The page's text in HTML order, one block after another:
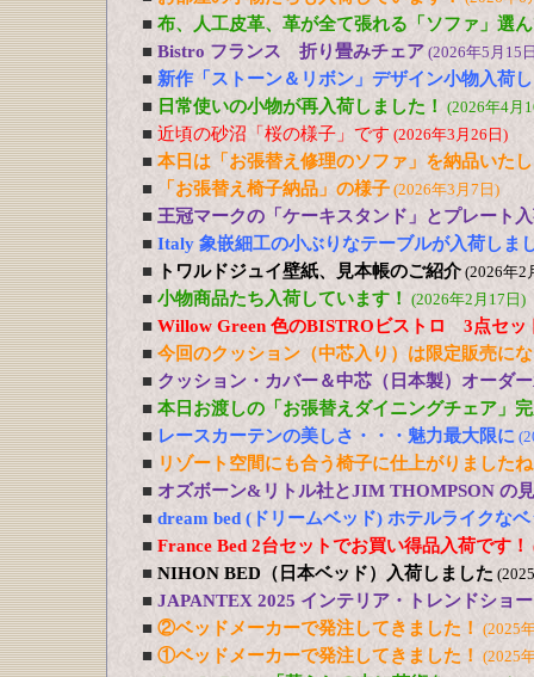
■ 布、人工皮革、革が全て張れる「ソファ」選
■ Bistro フランス 折り畳みチェア (2026年5月15
■ 新作「ストーン＆リボン」デザイン小物入荷
■ 日常使いの小物が再入荷しました！ (2026年4月
■ 近頃の砂沼「桜の様子」です (2026年3月26日)
■ 本日は「お張替え修理のソファ」を納品いた
■
「お張替え椅子納品」の様子 (2026年3月7日)
■ 王冠マークの「ケーキスタンド」とプレート
■ Italy 象嵌細工の小ぶりなテーブルが入荷しま
■
トワルドジュイ壁紙、見本帳のご紹介 (2026年2
■ 小物商品たち入荷しています！ (2026年2月17日)
■ Willow Green 色のBISTROビストロ 3点セッ
■ 今回のクッション（中芯入り）は限定販売に
■ クッション・カバー＆中芯（日本製）オーダ
■ 本日お渡しの「お張替えダイニングチェア」
■ レースカーテンの美しさ・・・魅力最大限に
■ リゾート空間にも合う椅子に仕上がりましたね
■ オズボーン&リトル社とJIM THOMPSON の
■ dream bed (ドリームベッド) ホテルライクな
■ France Bed 2台セットでお買い得品入荷です！
■ NIHON BED（日本ベッド）入荷しました
■ JAPANTEX 2025 インテリア・トレンドショー
■ ②ベッドメーカーで発注してきました！ (2025
■ ①ベッドメーカーで発注してきました！ (2025